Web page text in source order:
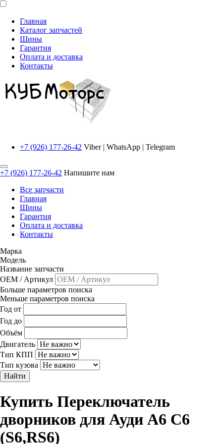
Главная
Каталог запчастей
Шины
Гарантия
Оплата и доставка
Контакты
+7 (926) 177-26-42 Viber | WhatsApp | Telegram
+7 (926) 177-26-42 Напишите нам
Все запчасти
Главная
Шины
Гарантия
Оплата и доставка
Контакты
Марка
Модель
Название запчасти
OEM / Артикул
Больше параметров поиска
Меньше параметров поиска
Год от
Год до
Объём
Двигатель
Тип КПП
Тип кузова
Найти
Купить Переключатель
дворников для Ауди A6 C6
(S6,RS6)